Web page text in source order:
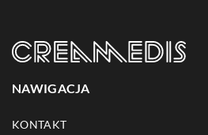
NAWIGACJA
KONTAKT